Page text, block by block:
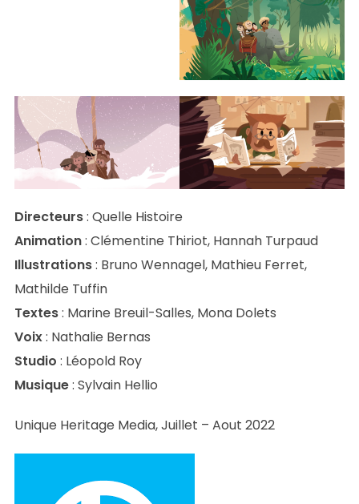
Directeurs: Quelle Histoire
Animation: Clémentine Thiriot, Hannah Turpaud
Illustrations: Bruno Wennagel, Mathieu Ferret,
Mathilde Tuffin
Textes: Marine Breuil-Salles, Mona Dolets
Voix: Nathalie Bernas
Studio : Léopold Roy
Musique: Sylvain Hellio
Unique Heritage Media, Juillet – Aout 2022